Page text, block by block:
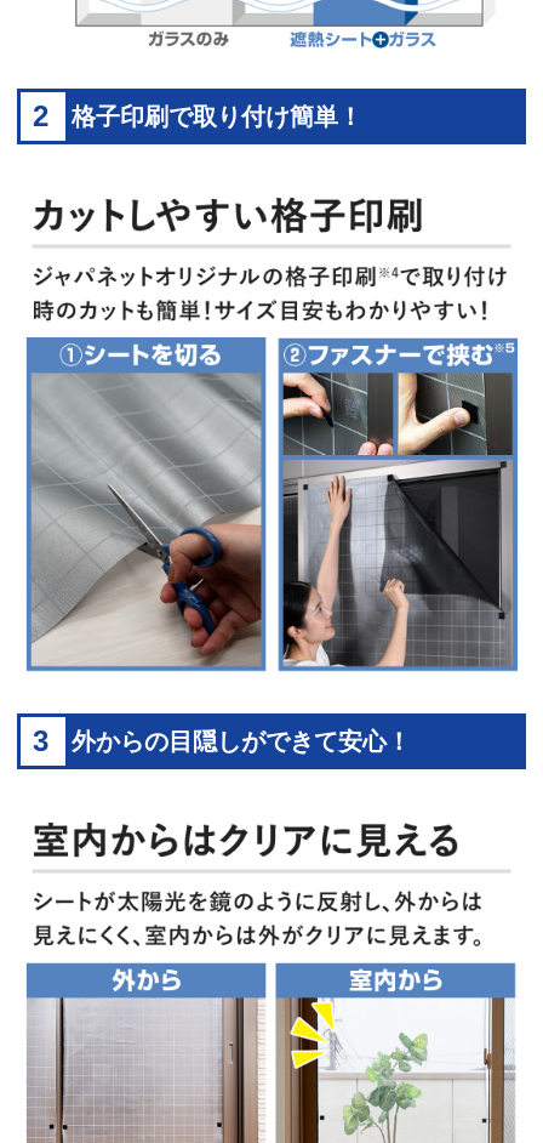
2 格子印刷で取り付け簡単！
3 外からの目隠しができて安心！